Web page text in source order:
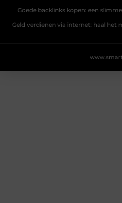
Goede backlinks kopen: een
Geld verdienen via internet: haal het